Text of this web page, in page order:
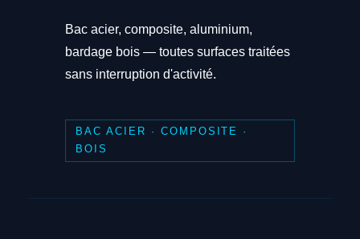
Bac acier, composite, aluminium,
bardage bois — toutes surfaces traitées
sans interruption d'activité.
BAC ACIER · COMPOSITE ·
BOIS